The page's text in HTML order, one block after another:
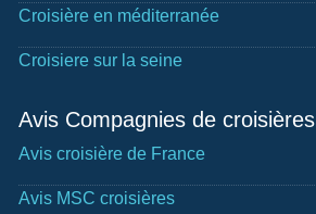
Croisière en méditerranée
Croisiere sur la seine
Avis Compagnies de croisières
Avis croisière de France
Avis MSC croisières